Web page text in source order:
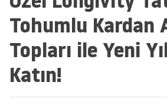
Tohumlu Kardan
Topları ile Yeni
Katın!